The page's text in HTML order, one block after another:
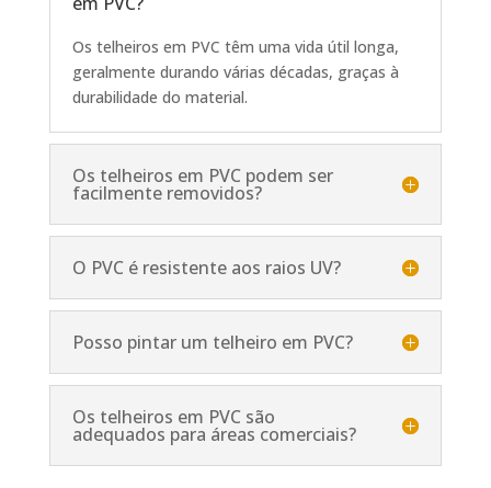
Os telheiros em PVC têm uma vida útil longa,
geralmente durando várias décadas, graças à
durabilidade do material.
Os telheiros em PVC podem ser
facilmente removidos?
O PVC é resistente aos raios UV?
Posso pintar um telheiro em PVC?
Os telheiros em PVC são
adequados para áreas comerciais?